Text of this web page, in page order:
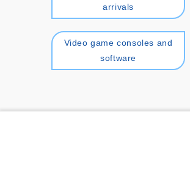
arrivals
Video game consoles and
software